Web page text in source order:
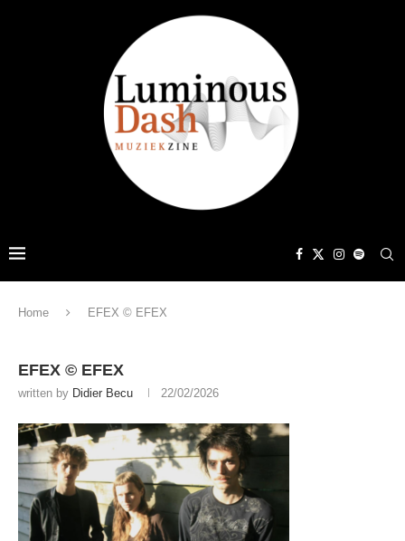
Home EFEX © EFEX
EFEX © EFEX
written by Didier Becu 22/02/2026